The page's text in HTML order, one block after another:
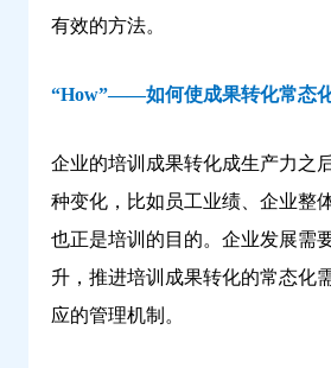
有效的方法。
“How”——如何使成果转化常态
企业的培训成果转化成生产力之
种变化，比如员工业绩、企业整
也正是培训的目的。企业发展需
升，推进培训成果转化的常态化
应的管理机制。